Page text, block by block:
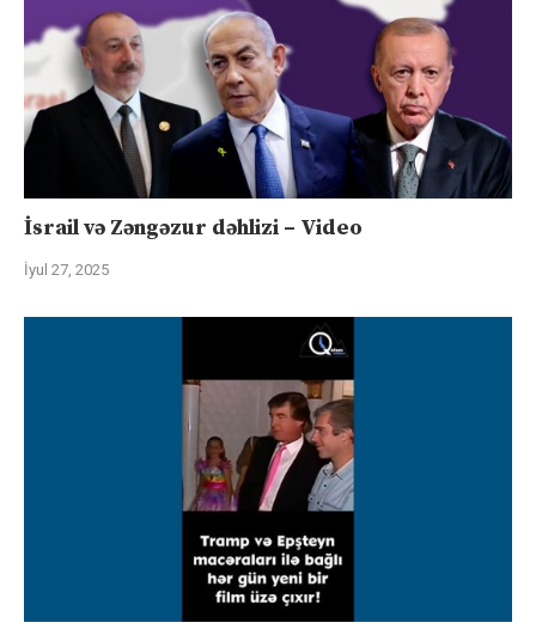
İsrail və Zəngəzur dəhlizi – Video
İyul 27, 2025